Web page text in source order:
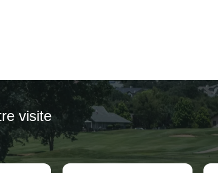
visite